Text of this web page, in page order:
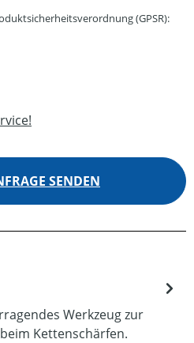
(GPSR):
SENDEN
Werkzeug zur
Kettenschärfen.